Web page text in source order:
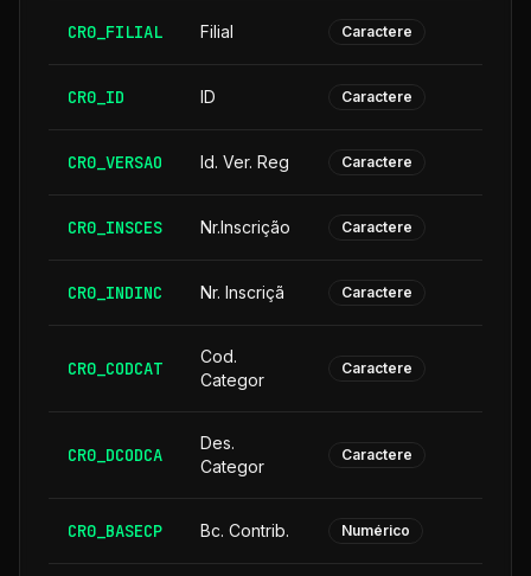
CR0_FILIAL Filial Caractere
CR0_ID ID Caractere
CR0_VERSAO Id. Ver. Reg Caractere
CR0_INSCES Nr.Inscrição Caractere
CR0_INDINC Nr. Inscriçã Caractere
CR0_CODCAT
Cod.
Categor
Caractere
CR0_DCODCA
Des.
Categor
Caractere
CR0_BASECP Bc. Contrib. Numérico